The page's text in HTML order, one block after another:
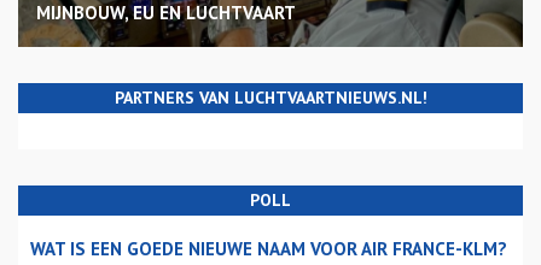
MIJNBOUW, EU EN LUCHTVAART
PARTNERS VAN LUCHTVAARTNIEUWS.NL!
POLL
WAT IS EEN GOEDE NIEUWE NAAM VOOR AIR FRANCE-KLM?